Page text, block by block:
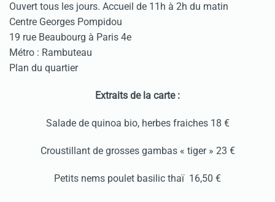
Ouvert tous les jours. Accueil de 11h à 2h du matin
Centre Georges Pompidou
19 rue Beaubourg à Paris 4e
Métro : Rambuteau
Plan du quartier
Extraits de la carte :
Salade de quinoa bio, herbes fraiches 18 €
Croustillant de grosses gambas « tiger » 23 €
Petits nems poulet basilic thaï 16,50 €